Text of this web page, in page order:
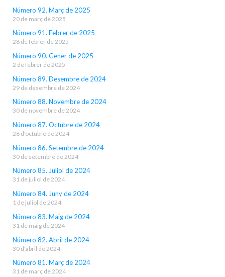
Número 92. Març de 2025
20 de març de 2025
Número 91. Febrer de 2025
28 de febrer de 2025
Número 90. Gener de 2025
2 de febrer de 2025
Número 89. Desembre de 2024
29 de desembre de 2024
Número 88. Novembre de 2024
30 de novembre de 2024
Número 87. Octubre de 2024
26 d'octubre de 2024
Número 86. Setembre de 2024
30 de setembre de 2024
Número 85. Juliol de 2024
31 de juliol de 2024
Número 84. Juny de 2024
1 de juliol de 2024
Número 83. Maig de 2024
31 de maig de 2024
Número 82. Abril de 2024
30 d'abril de 2024
Número 81. Març de 2024
31 de març de 2024